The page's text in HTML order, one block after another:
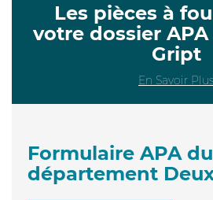
Les pièces à
votre dossier APA
Gript
En Savoir Plus
Formulaire APA du
département